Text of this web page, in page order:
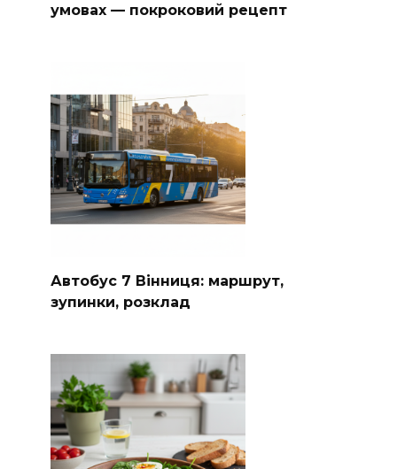
умовах — покроковий рецепт
Автобус 7 Вінниця: маршрут,
зупинки, розклад